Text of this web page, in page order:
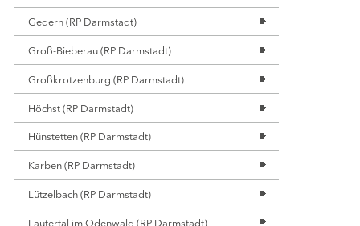
IN MITTELHESSEN (RP GIESSEN)
Buseck/Gießen
Visualisierung
Gedern (RP Darmstadt)
Groß-Bieberau (RP Darmstadt)
Großkrotzenburg (RP Darmstadt)
Höchst (RP Darmstadt)
Hünstetten (RP Darmstadt)
Karben (RP Darmstadt)
Lützelbach (RP Darmstadt)
Lautertal im Odenwald (RP Darmstadt)